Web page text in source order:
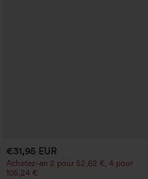
€31,95 EUR
Achetez-en 2 pour 52,62 €, 4 pour
105,24 €